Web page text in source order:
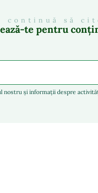
continuă să
te pentru
și informații despre